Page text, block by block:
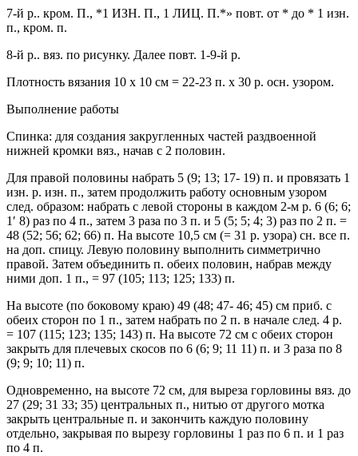
7-й р.. кром. П., *1 ИЗН. П., 1 ЛИЦ. П.*» повт. от * до * 1 изн.
п., кром. п.
8-й р.. вяз. по рисунку. Далее повт. 1-9-й р.
Плотность вязания 10 х 10 см = 22-23 п. х 30 р. осн. узором.
Выполнение работы
Спинка: для создания закругленных частей раздвоенной
нижней кромки вяз., начав с 2 половин.
Для правой половины набрать 5 (9; 13; 17- 19) п. и провязать 1
изн. р. изн. п., затем продолжить работу основным узором
след. образом: набрать с левой стороны в каждом 2-м р. 6 (6; 6;
1′ 8) раз по 4 п., затем 3 раза по 3 п. и 5 (5; 5; 4; 3) раз по 2 п. =
48 (52; 56; 62; 66) п. На высоте 10,5 см (= 31 р. узора) сн. все п.
на доп. спицу. Левую половину выполнить симметрично
правой. Затем объединить п. обеих половин, набрав между
ними доп. 1 п., = 97 (105; 113; 125; 133) п.
На высоте (по боковому краю) 49 (48; 47- 46; 45) см приб. с
обеих сторон по 1 п., затем набрать по 2 п. в начале след. 4 р.
= 107 (115; 123; 135; 143) п. На высоте 72 см с обеих сторон
закрыть для плечевых скосов по 6 (6; 9; 11 11) п. и 3 раза по 8
(9; 9; 10; 11) п.
Одновременно, на высоте 72 см, для выреза горловины вяз. до
27 (29; 31 33; 35) центральных п., нитью от другого мотка
закрыть центральные п. и закончить каждую половину
отдельно, закрывая по вырезу горловины 1 раз по 6 п. и 1 раз
по 4 п.